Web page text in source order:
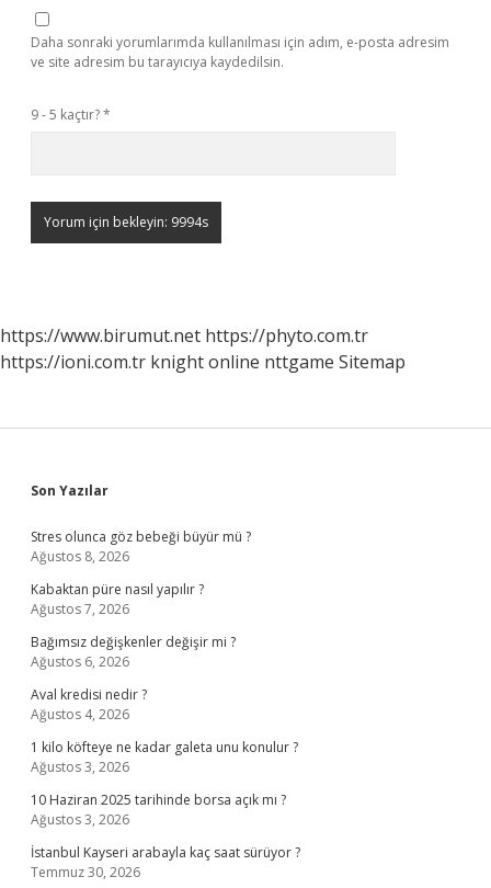
Daha sonraki yorumlarımda kullanılması için adım, e-posta adresim
ve site adresim bu tarayıcıya kaydedilsin.
9 - 5 kaçtır?*
https://www.birumut.net https://phyto.com.tr
https://ioni.com.tr knight online nttgame Sitemap
Sidebar
Son Yazılar
Stres olunca göz bebeği büyür mü ?
Ağustos 8, 2026
Kabaktan püre nasıl yapılır ?
Ağustos 7, 2026
Bağımsız değişkenler değişir mi ?
Ağustos 6, 2026
Aval kredisi nedir ?
Ağustos 4, 2026
1 kilo köfteye ne kadar galeta unu konulur ?
Ağustos 3, 2026
10 Haziran 2025 tarihinde borsa açık mı ?
Ağustos 3, 2026
İstanbul Kayseri arabayla kaç saat sürüyor ?
Temmuz 30, 2026